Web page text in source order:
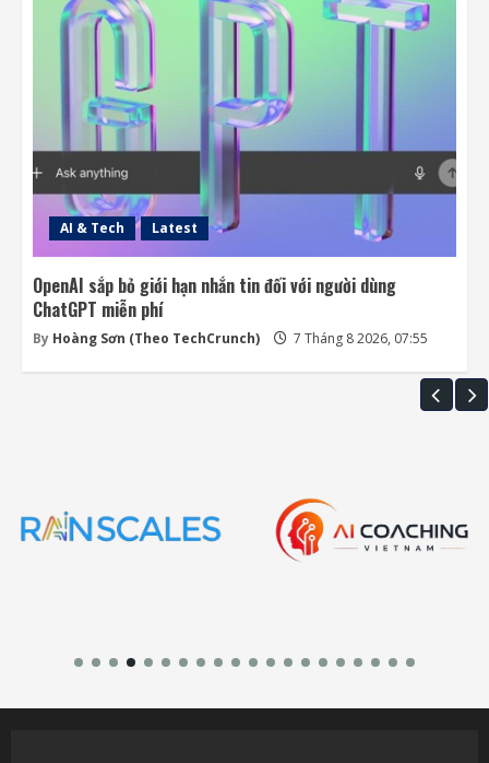
AI & Tech Latest
OpenAI sắp bỏ giới hạn nhắn tin đối với người dùng
ChatGPT miễn phí
By Hoàng Sơn (Theo TechCrunch) 7 Tháng 8 2026, 07:55